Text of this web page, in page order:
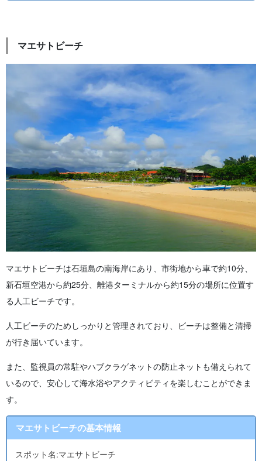
マエサトビーチ
マエサトビーチは石垣島の南海岸にあり、市街地から車で約10分、
新石垣空港から約25分、離港ターミナルから約15分の場所に位置す
る人工ビーチです。
人工ビーチのためしっかりと管理されており、ビーチは整備と清掃
が行き届いています。
また、監視員の常駐やハブクラゲネットの防止ネットも備えられて
いるので、安心して海水浴やアクティビティを楽しむことができま
す。
マエサトビーチの基本情報
スポット名:マエサトビーチ